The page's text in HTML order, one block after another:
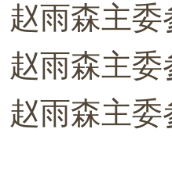
赵雨森主
赵雨森主
赵雨森主